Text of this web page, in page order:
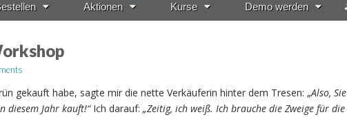
Aktionen Kurse Demo werden
gekauft habe, sagte mir die nette Verkäuferin hinter dem Tresen: „Also, Sie
diesem Jahr kauft!“Ich darauf: „Zeitig, ich weiß. Ich brauche die Zweige für die